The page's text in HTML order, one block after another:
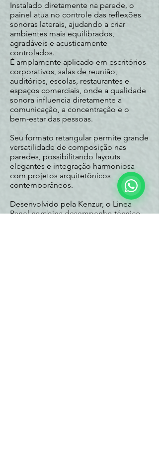
Instalado diretamente na parede, o
painel atua no controle das reflexões
sonoras laterais, ajudando a criar
ambientes mais equilibrados,
agradáveis e acusticamente
controlados.
É amplamente aplicado em escritórios
corporativos, salas de reunião,
auditórios, escolas, restaurantes e
espaços comerciais, onde a qualidade
sonora influencia diretamente a
comunicação, a concentração e o
bem-estar das pessoas.
Seu formato retangular permite grande
versatilidade de composição nas
paredes, possibilitando layouts
elegantes e integração harmoniosa
com projetos arquitetônicos
contemporâneos.
Desenvolvido pela Kenzur, o Linea
Panel combina desempenho técnico,